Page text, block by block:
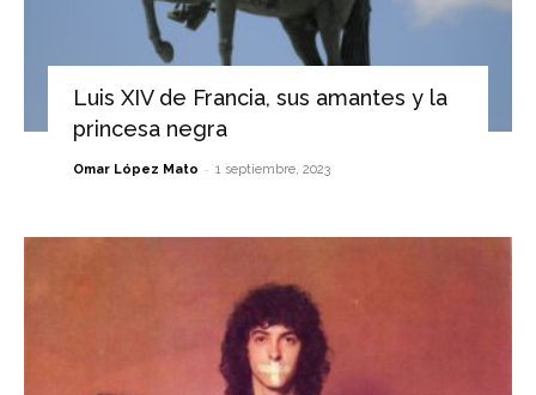
Luis XIV de Francia, sus amantes y la
princesa negra
Omar López Mato - 1 septiembre, 2023